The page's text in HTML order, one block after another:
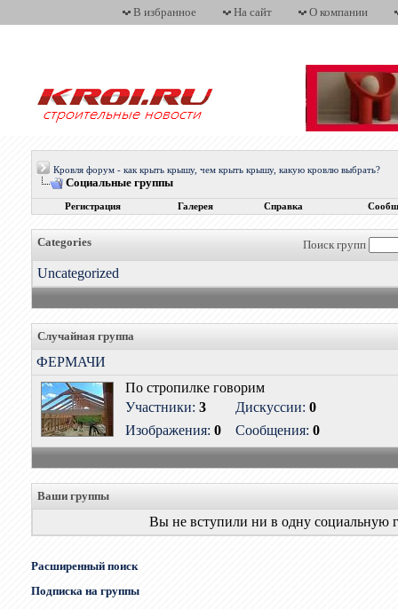
В избранное На сайт О компании
Кровля форум - как крыть крышу, чем крыть крышу, какую кровлю выбрать?
Социальные группы
Регистрация Галерея Справка
Поиск групп
Categories
Uncategorized
Случайная группа
ФЕРМАЧИ
По стропилке говорим
Участники: 3
Изображения: 0
Дискуссии: 0
Сообщения: 0
Ваши группы
Вы не вступили ни в одну социальную
Расширенный поиск
Подписка на группы